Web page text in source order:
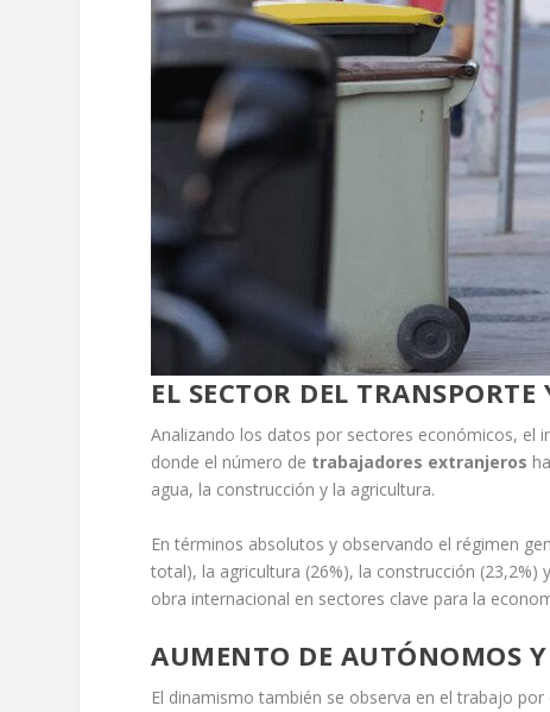
EL SECTOR DEL
Analizando los datos por sectores económicos, el
donde el número de trabajadores extranjeros
agua, la construcción y la agricultura.
En términos absolutos y observando el régimen
total), la agricultura (26%), la construcción
obra internacional en sectores clave para la
AUMENTO DE AUTÓNOMOS
El dinamismo también se observa en el trabajo